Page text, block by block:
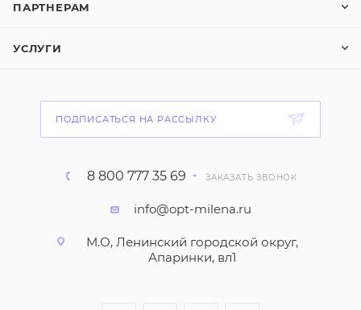
ПАРТНЕРАМ
УСЛУГИ
ПОДПИСАТЬСЯ НА РАССЫЛКУ
8 800 777 35 69 ЗАКАЗАТЬ ЗВОНОК
info@opt-milena.ru
М.О, Ленинский городской округ,
Апаринки, вл1